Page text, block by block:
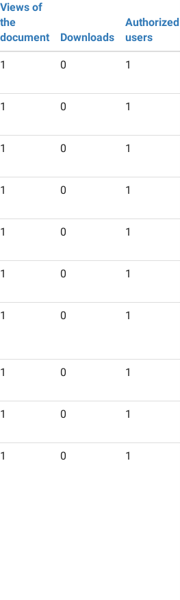
Views of
the
document
Downloads
Authorized
users
1 0 1
1 0 1
1 0 1
1 0 1
1 0 1
1 0 1
1 0 1
1 0 1
1 0 1
1 0 1